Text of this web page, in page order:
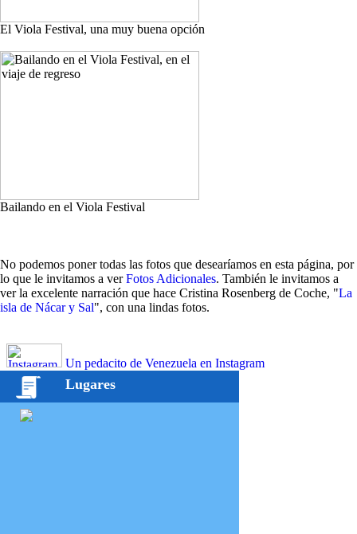
El Viola Festival, una muy buena opción
Bailando en el Viola Festival
No podemos poner todas las fotos que desearíamos en esta página, por
lo que le invitamos a verFotos Adicionales. También le invitamos a
ver la excelente narración que hace Cristina Rosenberg de Coche, "La
isla de Nácar y Sal", con una lindas fotos.
Un pedacito de Venezuela en Instagram
Lugares